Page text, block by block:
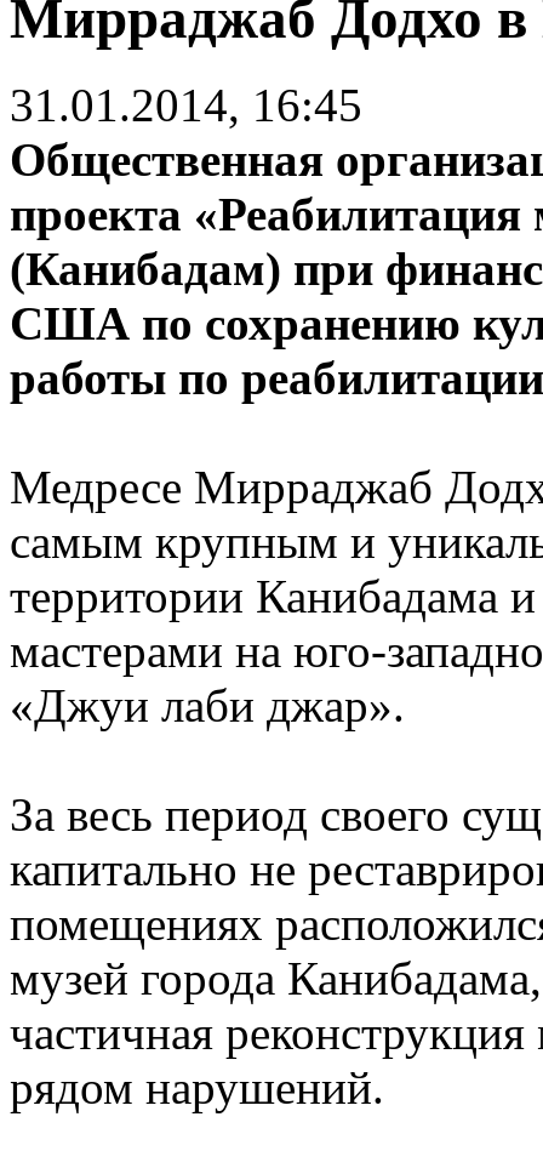
Мирраджаб Додхо в
31.01.2014, 16:45
Общественная
проекта
(Канибадам) при
США по сохранению
работы по
Медресе Мирраджаб
самым крупным и
территории Канибадама
мастерами на юго-
«Джуи лаби джар».
За весь период своего
капитально не
помещениях
музей города
частичная
рядом нарушений.